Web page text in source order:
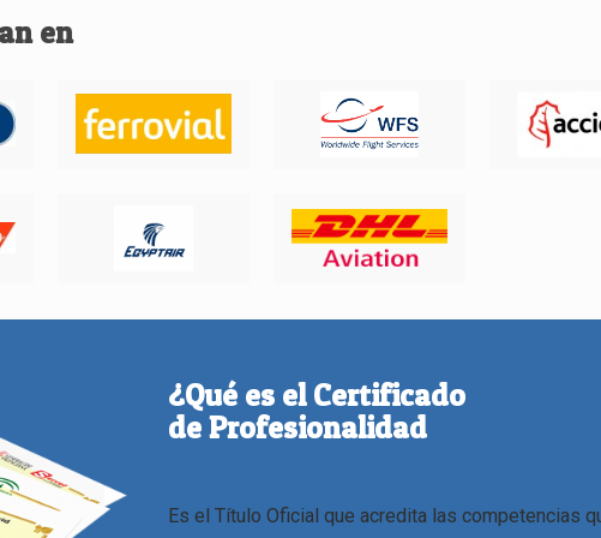
en
¿Qué es el Certificado
de Profesionalidad
Es el Título Oficial que acredita las competencias